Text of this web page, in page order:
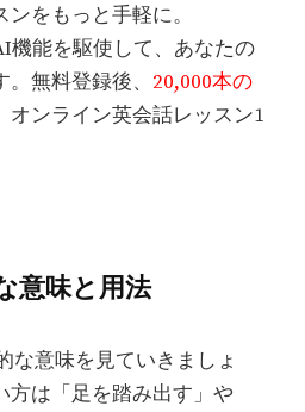
をもっと手軽に。
機能を駆使して、あなたの
無料登録後、 20,000本の
オンライン英会話レッスン1
意味と用法
な意味を見ていきましょ
方は「足を踏み出す」や